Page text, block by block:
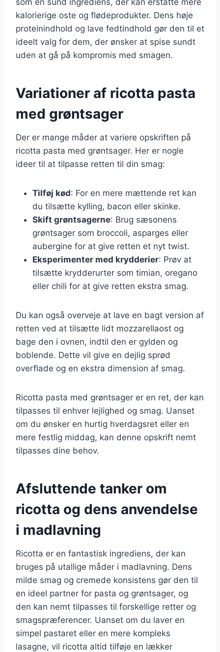
kalorierige oste og flødeprodukter. Dens høje
proteinindhold og lave fedtindhold gør den til et
ideelt valg for dem, der ønsker at spise sundt
uden at gå på kompromis med smagen.
Variationer af ricotta pasta
med grøntsager
Der er mange måder at variere opskriften på
ricotta pasta med grøntsager. Her er nogle
ideer til at tilpasse retten til din smag:
Tilføj kød: For en mere mættende ret kan
du tilsætte kylling, bacon eller skinke.
Skift grøntsagerne: Brug sæsonens
grøntsager som broccoli, asparges eller
aubergine for at give retten et nyt twist.
Eksperimenter med krydderier: Prøv at
tilsætte krydderurter som timian, oregano
eller chili for at give retten ekstra smag.
Du kan også overveje at lave en bagt version af
retten ved at tilsætte lidt mozzarellaost og
bage den i ovnen, indtil den er gylden og
boblende. Dette vil give en dejlig sprød
overflade og en ekstra dimension af smag.
Ricotta pasta med grøntsager er en ret, der kan
tilpasses til enhver lejlighed og smag. Uanset
om du ønsker en hurtig hverdagsret eller en
mere festlig middag, kan denne opskrift nemt
tilpasses dine behov.
Afsluttende tanker om
ricotta og dens anvendelse
i madlavning
Ricotta er en fantastisk ingrediens, der kan
bruges på utallige måder i madlavning. Dens
milde smag og cremede konsistens gør den til
en ideel partner for pasta og grøntsager, og
den kan nemt tilpasses til forskellige retter og
smagspræferencer. Uanset om du laver en
simpel pastaret eller en mere kompleks
lasagne, vil ricotta altid tilføje en lækker